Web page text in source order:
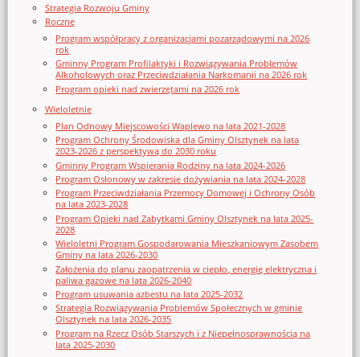
Strategia Rozwoju Gminy
Roczne
Program współpracy z organizacjami pozarządowymi na 2026
rok
Gminny Program Profilaktyki i Rozwiązywania Problemów
Alkoholowych oraz Przeciwdziałania Narkomanii na 2026 rok
Program opieki nad zwierzętami na 2026 rok
Wieloletnie
Plan Odnowy Miejscowości Waplewo na lata 2021-2028
Program Ochrony Środowiska dla Gminy Olsztynek na lata
2023-2026 z perspektywą do 2030 roku
Gminny Program Wspierania Rodziny na lata 2024-2026
Program Osłonowy w zakresie dożywiania na lata 2024-2028
Program Przeciwdziałania Przemocy Domowej i Ochrony Osób
na lata 2023-2028
Program Opieki nad Zabytkami Gminy Olsztynek na lata 2025-
2028
Wieloletni Program Gospodarowania Mieszkaniowym Zasobem
Gminy na lata 2026-2030
Założenia do planu zaopatrzenia w ciepło, energię elektryczna i
paliwa gazowe na lata 2026-2040
Program usuwania azbestu na lata 2025-2032
Strategia Rozwiązywania Problemów Społecznych w gminie
Olsztynek na lata 2026-2035
Program na Rzecz Osób Starszych i z Niepełnosprawnością na
lata 2025-2030